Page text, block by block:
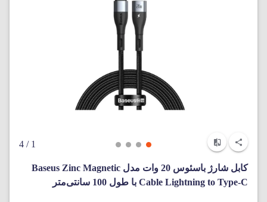
1
/ 4
کابل شارژ باسئوس 20 وات مدل Baseus Zinc Magnetic
Cable Lightning to Type-C با طول 100 سانتی‌متر